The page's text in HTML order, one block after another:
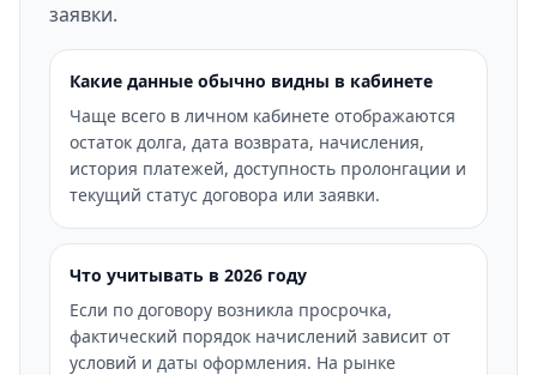
заявки.
Какие данные обычно видны в кабинете
Чаще всего в личном кабинете отображаются
остаток долга, дата возврата, начисления,
история платежей, доступность пролонгации и
текущий статус договора или заявки.
Что учитывать в 2026 году
Если по договору возникла просрочка,
фактический порядок начислений зависит от
условий и даты оформления. На рынке